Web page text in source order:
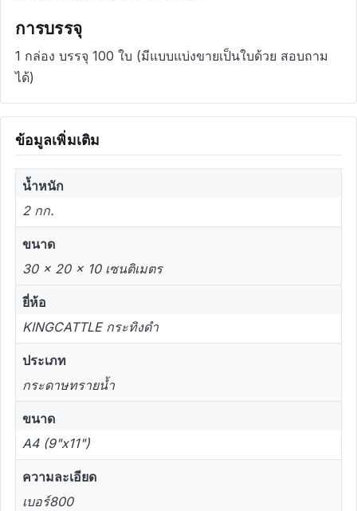
การบรรจุ
1 กล่อง บรรจุ 100 ใบ (มีแบบแบ่งขายเป็นใบด้วย สอบถาม
ได้)
ข้อมูลเพิ่มเติม
น้ำหนัก
2 กก.
ขนาด
30 × 20 × 10 เซนติเมตร
ยี่ห้อ
KINGCATTLE กระทิงดำ
ประเภท
กระดาษทรายน้ำ
ขนาด
A4 (9"x11")
ความละเอียด
เบอร์800